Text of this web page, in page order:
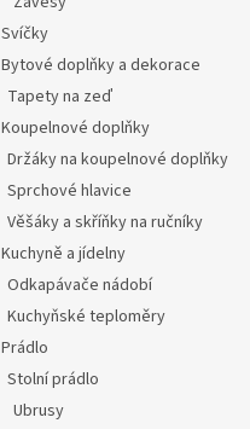
Svíčky
Bytové doplňky a dekorace
Tapety na zeď
Koupelnové doplňky
Držáky na koupelnové doplňky
Sprchové hlavice
Věšáky a skříňky na ručníky
Kuchyně a jídelny
Odkapávače nádobí
Kuchyňské teploměry
Prádlo
Stolní prádlo
Ubrusy